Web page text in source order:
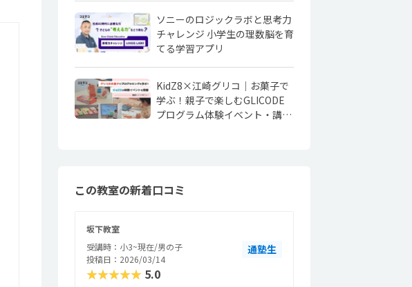
ソニーのロジックラボと思考力
チャレンジ 小学生の理数脳を育
てる学習アプリ
KidZ8×江崎グリコ｜お菓子で
学ぶ！親子で楽しむGLICODE
プログラム体験イベント・講師
この教室の新着口コミ
坂下教室
受講時：小3~現在/男の子
投稿日：2026/03/14
通塾生
★★★★★ 5.0